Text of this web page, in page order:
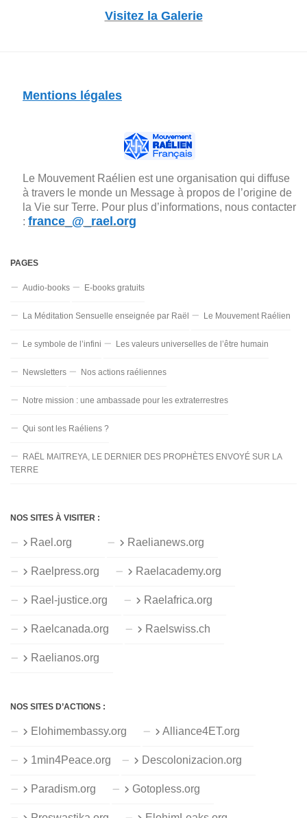
Visitez la Galerie
Mentions légales
Le Mouvement Raélien est une organisation qui diffuse
à travers le monde un Message à propos de l’origine de
la Vie sur Terre. Pour plus d’informations, nous contacter
: france_@_rael.org
PAGES
Audio-books E-books gratuits
La Méditation Sensuelle enseignée par Raël Le Mouvement Raélien
Le symbole de l’infini Les valeurs universelles de l’être humain
Newsletters Nos actions raéliennes
Notre mission : une ambassade pour les extraterrestres
Qui sont les Raéliens ?
RAËL MAITREYA, LE DERNIER DES PROPHÈTES ENVOYÉ SUR LA
TERRE
NOS SITES À VISITER :
Rael.org Raelianews.org
Raelpress.org Raelacademy.org
Rael-justice.org Raelafrica.org
Raelcanada.org Raelswiss.ch
Raelianos.org
NOS SITES D’ACTIONS :
Elohimembassy.org Alliance4ET.org
1min4Peace.org Descolonizacion.org
Paradism.org Gotopless.org